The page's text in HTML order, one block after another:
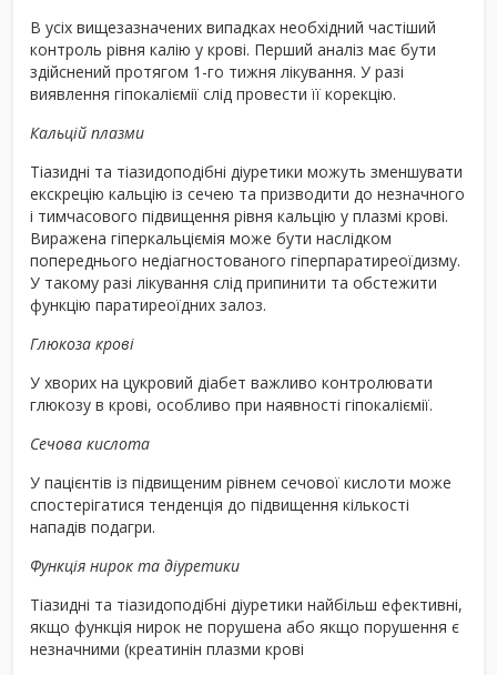
В усіх вищезазначених випадках необхідний частіший
контроль рівня калію у крові. Перший аналіз має бути
здійснений протягом 1-го тижня лікування. У разі
виявлення гіпокаліємії слід провести її корекцію.
Кальцій плазми
Тіазидні та тіазидоподібні діуретики можуть зменшувати
екскрецію кальцію із сечею та призводити до незначного
і тимчасового підвищення рівня кальцію у плазмі крові.
Виражена гіперкальціємія може бути наслідком
попереднього недіагностованого гіперпаратиреоїдизму.
У такому разі лікування слід припинити та обстежити
функцію паратиреоїдних залоз.
Глюкоза крові
У хворих на цукровий діабет важливо контролювати
глюкозу в крові, особливо при наявності гіпокаліємії.
Сечова кислота
У пацієнтів із підвищеним рівнем сечової кислоти може
спостерігатися тенденція до підвищення кількості
нападів подагри.
Функція нирок та діуретики
Тіазидні та тіазидоподібні діуретики найбільш ефективні,
якщо функція нирок не порушена або якщо порушення є
незначними (креатинін плазми крові